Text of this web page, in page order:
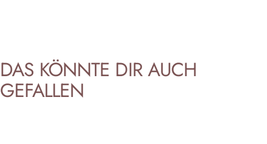
DAS KÖNNTE DIR AUCH
GEFALLEN